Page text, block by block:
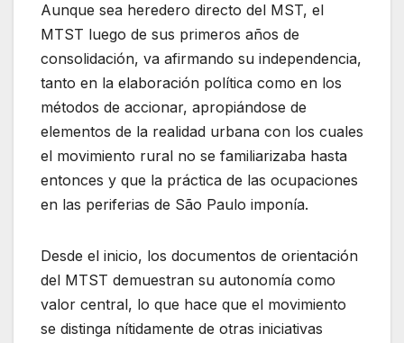
Aunque sea heredero directo del MST, el
MTST luego de sus primeros años de
consolidación, va afirmando su independencia,
tanto en la elaboración política como en los
métodos de accionar, apropiándose de
elementos de la realidad urbana con los cuales
el movimiento rural no se familiarizaba hasta
entonces y que la práctica de las ocupaciones
en las periferias de São Paulo imponía.
Desde el inicio, los documentos de orientación
del MTST demuestran su autonomía como
valor central, lo que hace que el movimiento
se distinga nítidamente de otras iniciativas